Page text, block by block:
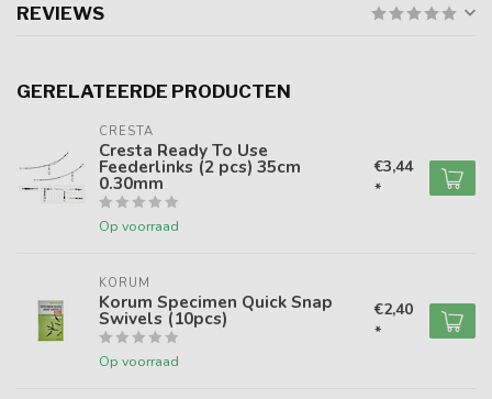
REVIEWS
GERELATEERDE PRODUCTEN
CRESTA
Cresta Ready To Use
Feederlinks (2 pcs) 35cm
0.30mm
Op voorraad
€3,44
*
KORUM
Korum Specimen Quick Snap
Swivels (10pcs)
Op voorraad
€2,40
*